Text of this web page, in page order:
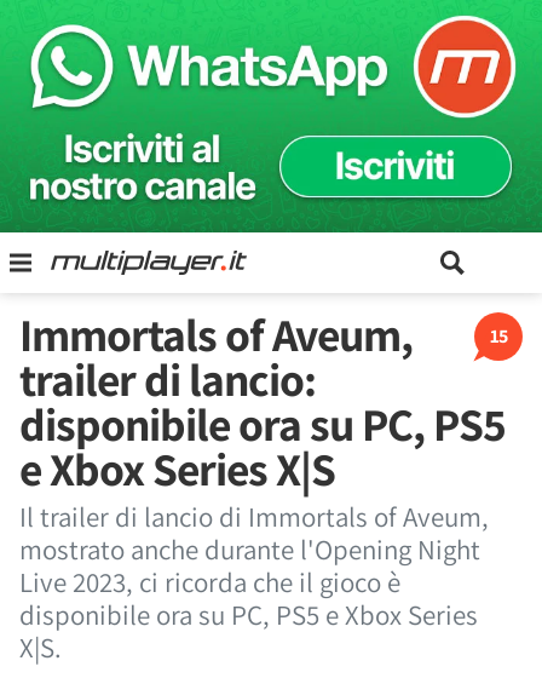
15
Immortals of Aveum,
trailer di lancio:
disponibile ora su PC, PS5
e Xbox Series X|S
Il trailer di lancio di Immortals of Aveum,
mostrato anche durante l'Opening Night
Live 2023, ci ricorda che il gioco è
disponibile ora su PC, PS5 e Xbox Series
X|S.